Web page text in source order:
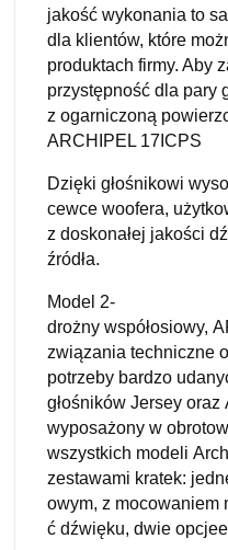
jakość wykonania to
dla klientów, które
produktach firmy. Aby
przystępność dla pary
z ogarniczoną
ARCHIPEL 17ICPS
Dzięki głośnikowi
cewce woofera,
z doskonałej jakości
źródła.
Model 2-
drożny współosiowy,
związania techniczne
potrzeby bardzo
głośników Jersey oraz
wyposażony w
wszystkich modeli
zestawami kratek:
owym, z mocowaniem
ć dźwięku, dwie